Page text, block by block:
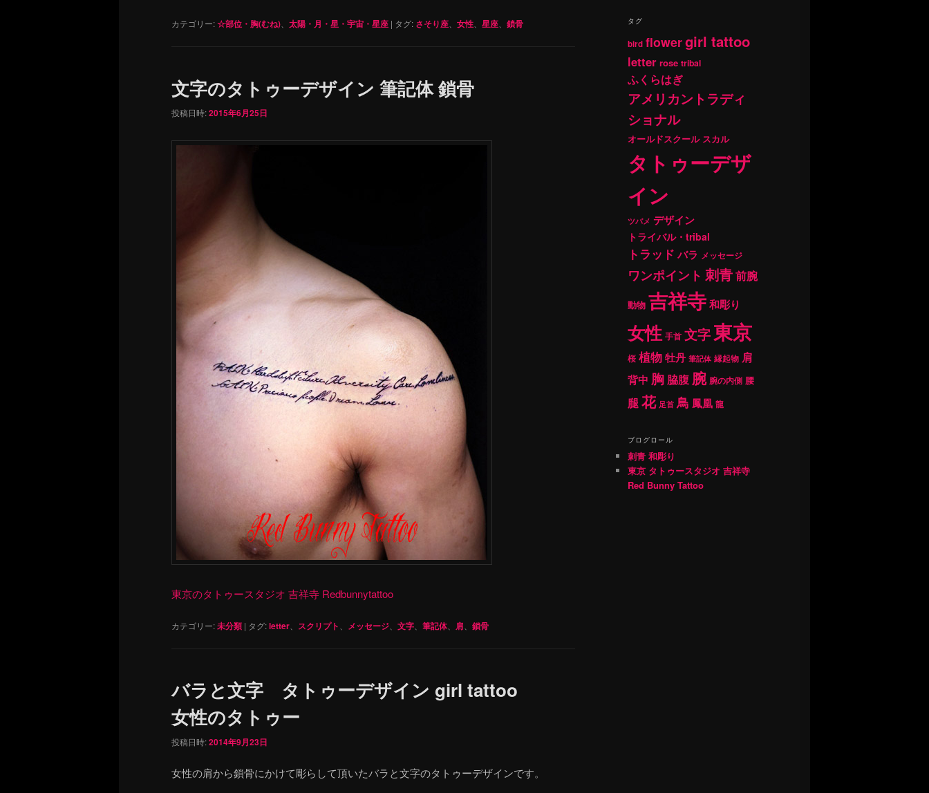
カテゴリー:☆部位・胸(むね) 太陽・月・星・宇宙・星座 | タグ: さそり座 女性 星座 鎖骨
文字のタトゥーデザイン 筆記体 鎖骨
投稿日時:2015年6月25日
東京のタトゥースタジオ 吉祥寺 Redbunnytattoo
カテゴリー:未分類 | タグ:letter スクリプト メッセージ 文字 筆記体、 肩 鎖骨
バラと文字 タトゥーデザイン girl tattoo
女性のタトゥー
投稿日時:2014年9月23日
女性の肩から鎖骨にかけて彫らして頂いたバラと文字のタトゥーデザインです。
タグ
bird flowergirl tattoo
letter rose tribal
ふくらはぎ
アメリカントラディ
ショナル
オールドスクール スカル
タトゥーデザ
イン
ツバメ デザイン
トライバル・tribal
トラッド バラ メッセージ
ワンポイント 刺青前腕
動物 吉祥寺和彫り
女性 手首 文字東京
桜 植物牡丹 筆記体 縁起物 肩
背中 胸 脇腹 腕 腕の内側 腰
腿花 足首 鳥 鳳凰 龍
ブログロール
刺青 和彫り
東京 タトゥースタジオ 吉祥寺
Red Bunny Tattoo